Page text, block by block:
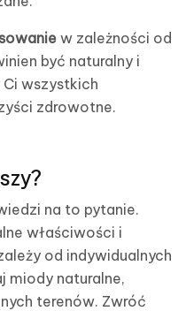
w zależności od
być naturalny i
wszystkich
zdrowotne.
na to pytanie.
właściwości i
od indywidualnych
miody naturalne,
terenów. Zwróć